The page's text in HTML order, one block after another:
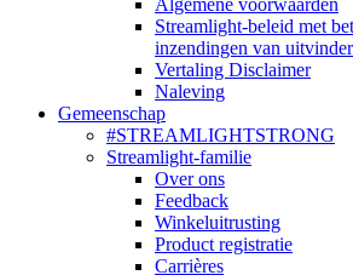
Algemene voorwaarden
Streamlight-beleid met
inzendingen van
Vertaling Disclaimer
Naleving
Gemeenschap
#STREAMLIGHTSTRONG
Streamlight-familie
Over ons
Feedback
Winkeluitrusting
Product registratie
Carrières